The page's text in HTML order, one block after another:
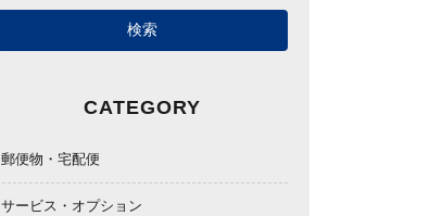
CATEGORY
郵便物・宅配便
サービス・オプション